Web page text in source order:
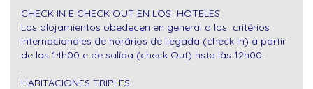
CHECK IN E CHECK OUT EN LOS HOTELES
Los alojamientos obedecen en general a los critérios
internacionales de horários de llegada (check In) a partir
de las 14h00 e de salída (check Out) hsta làs 12h00.
.
HABITACIONES TRIPLES